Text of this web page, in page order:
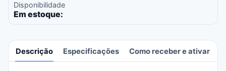
Disponibilidade
Em estoque:
Descrição Especificações Como receber e ativar